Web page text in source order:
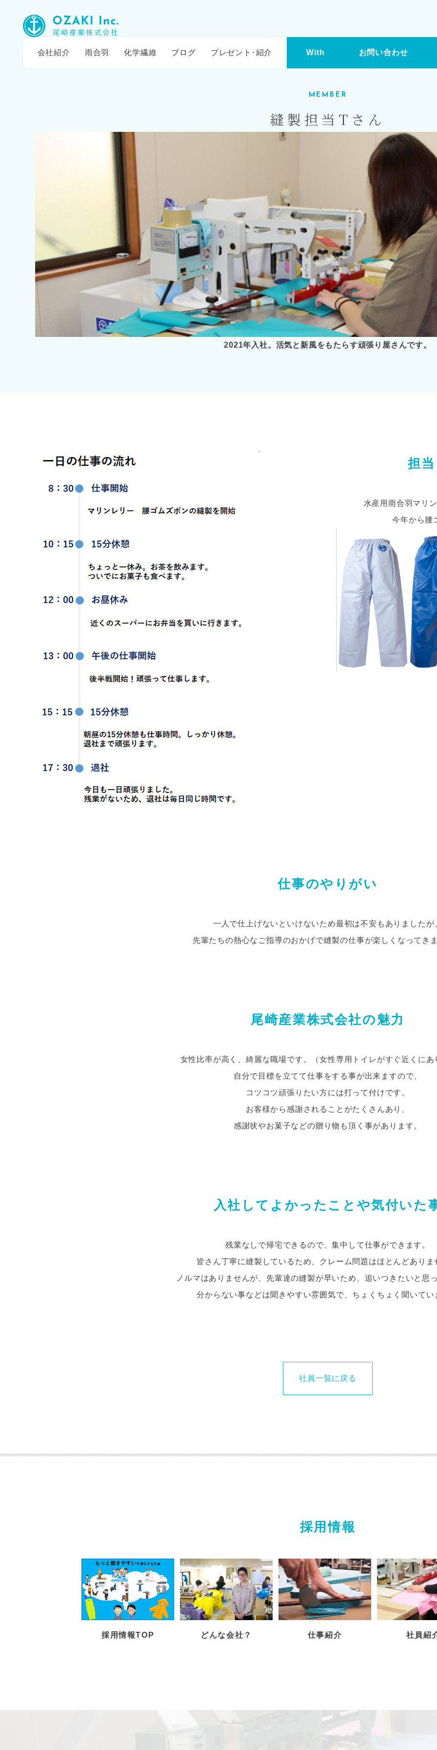
会社紹介 雨合羽 化学繊維 ブログ プレゼント･紹介 With お問い合わせ
MEMBER
縫製担当Tさん
2021年入社。活気と新風をもたらす頑張り屋さんです。
担
水産用雨合羽マリ
今年から腰
仕事のやりがい
一人で仕上げないといけないため最初は不安もありましたが
先輩たちの熱心なご指導のおかげで縫製の仕事が楽しくなってきま
尾崎産業株式会社の魅力
女性比率が高く、綺麗な職場です。（女性専用トイレがすぐ近くにあ
自分で目標を立てて仕事をする事が出来ますので、
コツコツ頑張りたい方には打って付けです。
お客様から感謝されることがたくさんあり、
感謝状やお菓子などの贈り物も頂く事があります。
入社してよかったことや気付いた
残業なしで帰宅できるので、集中して仕事ができます。
皆さん丁寧に縫製しているため、クレーム問題はほとんどありま
ノルマはありませんが、先輩達の縫製が早いため、追いつきたいと思
分からない事などは聞きやすい雰囲気で、ちょくちょく聞いてい
社員一覧に戻る
採用情報
採用情報TOP どんな会社？ 仕事紹介 社員紹